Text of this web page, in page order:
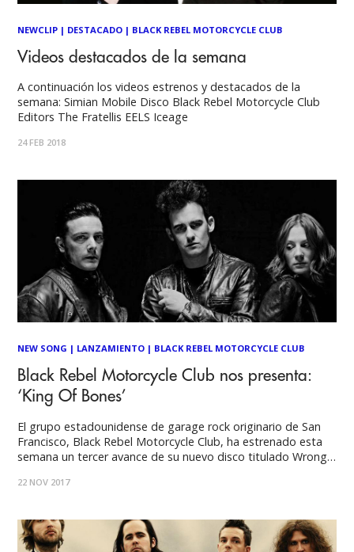
NEWCLIP | DESTACADO | BLACK REBEL MOTORCYCLE CLUB
Videos destacados de la semana
A continuación los videos estrenos y destacados de la
semana: Simian Mobile Disco Black Rebel Motorcycle Club
Editors The Fratellis EELS Iceage
24 FEB 2018
NEW SONG | LANZAMIENTO | BLACK REBEL MOTORCYCLE CLUB
Black Rebel Motorcycle Club nos presenta:
‘King Of Bones’
El grupo estadounidense de garage rock originario de San
Francisco, Black Rebel Motorcycle Club, ha estrenado esta
semana un tercer avance de su nuevo disco titulado Wrong
la banda formada por Peter Hayes, Robert Levon Been y
22 NOV 2017